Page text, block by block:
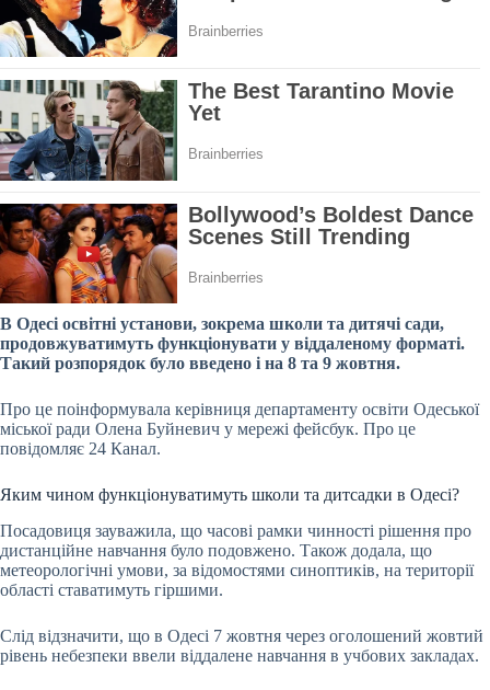
В Одесі освітні установи, зокрема школи та дитячі сади,
продовжуватимуть функціонувати у віддаленому форматі.
Такий розпорядок було введено і на 8 та 9 жовтня.
Про це поінформувала керівниця департаменту освіти Одеської
міської ради Олена Буйневич у мережі фейсбук. Про це
повідомляє 24 Канал.
Яким чином функціонуватимуть школи та дитсадки в Одесі?
Посадовиця зауважила, що часові рамки чинності рішення про
дистанційне навчання було подовжено. Також додала, що
метеорологічні умови, за відомостями синоптиків, на території
області ставатимуть гіршими.
Слід відзначити, що в Одесі 7 жовтня через оголошений жовтий
рівень небезпеки ввели віддалене навчання в учбових закладах.